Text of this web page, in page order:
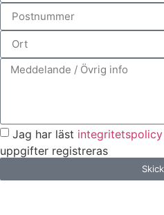
Jag har läst integritetspolicy
uppgifter registreras